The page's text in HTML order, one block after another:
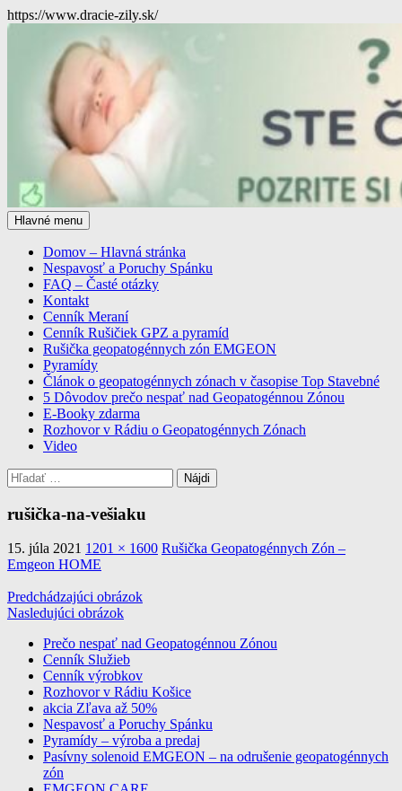
https://www.dracie-zily.sk/Preskočiť
Geopatogenne Zóny – Meranie
a Odrušenie na celom
Slovensku
Hľadať
Hlavné menu
Domov – Hlavná stránka
Nespavosť a Poruchy Spánku
FAQ – Časté otázky
Kontakt
Cenník Meraní
Cenník Rušičiek GPZ a pyramíd
Rušička geopatogénnych zón EMGEON
Pyramídy
Článok o geopatogénnych zónach v časopise Top Stavebné
5 Dôvodov prečo nespať nad Geopatogénnou Zónou
E-Booky zdarma
Rozhovor v Rádiu o Geopatogénnych Zónach
Video
Hľadať:
rušička-na-vešiaku
15. júla 2021 1201 × 1600 Rušička Geopatogénnych Zón –
Emgeon HOME
Predchádzajúci obrázok
Nasledujúci obrázok
profesionalne meranie a odrušenie
geopatogennych zon
Prečo nespať nad Geopatogénnou Zónou
Cenník Služieb
Cenník výrobkov
Rozhovor v Rádiu Košice
akcia Zľava až 50%
Nespavosť a Poruchy Spánku
Pyramídy – výroba a predaj
Pasívny solenoid EMGEON – na odrušenie geopatogénnych
zón